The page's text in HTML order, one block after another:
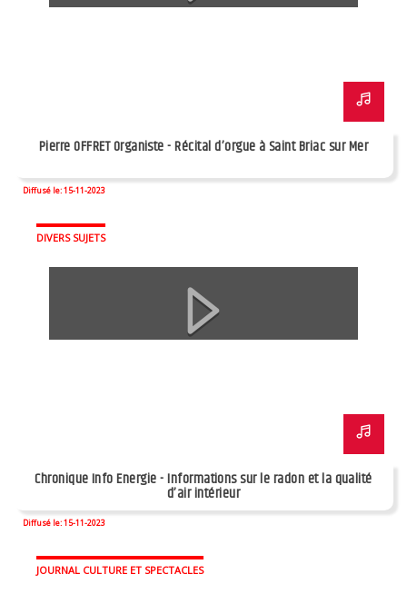
Pierre OFFRET Organiste - Récital d’orgue à Saint Briac sur Mer
Diffusé le: 15-11-2023
DIVERS SUJETS
Chronique Info Energie - Informations sur le radon et la qualité
d’air intérieur
Diffusé le: 15-11-2023
JOURNAL CULTURE ET SPECTACLES